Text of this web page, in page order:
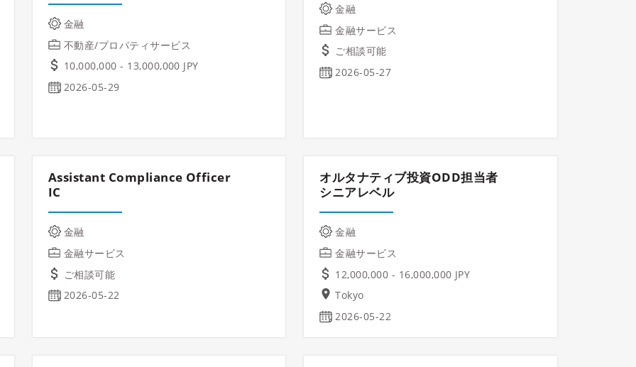
金融
不動産/プロパティサービス
10,000,000 - 13,000,000 JPY
2026-05-29
金融
金融サービス
ご相談可能
2026-05-27
Assistant Compliance Officer
IC
金融
金融サービス
ご相談可能
2026-05-22
オルタナティブ投資ODD担当者
シニアレベル
金融
金融サービス
12,000,000 - 16,000,000 JPY
Tokyo
2026-05-22